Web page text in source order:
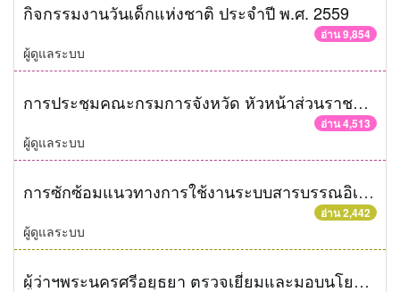
กิจกรรมงานวันเด็กแห่งชาติ ประจำปี พ.ศ. 2559
อ่าน 9,854
ผู้ดูแลระบบ
การประชุมคณะกรมการจังหวัด หัวหน้าส่วนราชการประจำเดือนธันวาคม 2558
อ่าน 4,513
ผู้ดูแลระบบ
การซักซ้อมแนวทางการใช้งานระบบสารบรรณอิเล็กทรอนิกส์ในการออกเลขที่หนังสืออัตโนมัติ
อ่าน 2,442
ผู้ดูแลระบบ
ผู้ว่าฯพระนครศรีอยุธยา ตรวจเยี่ยมและมอบนโยบายหน่วยงานสังกัดกระทรวงกลาโหม